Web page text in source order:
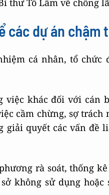
thư Tô Lâm về chống
các dự án chậm
cá nhân, tổ chức
việc khác đối với cán
cầm chừng, sợ trách
giải quyết các vấn đề
rà soát, thống
không sử dụng hoặc